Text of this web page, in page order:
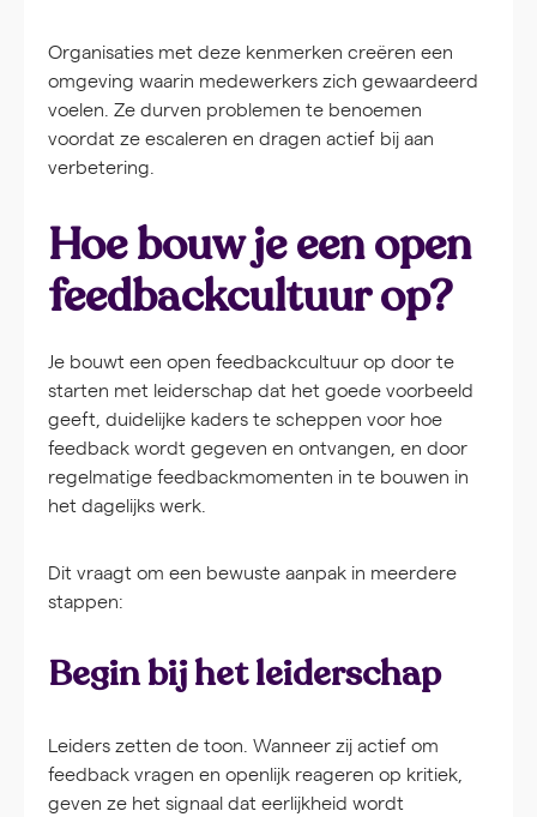
Organisaties met deze kenmerken creëren een
omgeving waarin medewerkers zich gewaardeerd
voelen. Ze durven problemen te benoemen
voordat ze escaleren en dragen actief bij aan
verbetering.
Hoe bouw je een open
feedbackcultuur op?
Je bouwt een open feedbackcultuur op door te
starten met leiderschap dat het goede voorbeeld
geeft, duidelijke kaders te scheppen voor hoe
feedback wordt gegeven en ontvangen, en door
regelmatige feedbackmomenten in te bouwen in
het dagelijks werk.
Dit vraagt om een bewuste aanpak in meerdere
stappen:
Begin bij het leiderschap
Leiders zetten de toon. Wanneer zij actief om
feedback vragen en openlijk reageren op kritiek,
geven ze het signaal dat eerlijkheid wordt